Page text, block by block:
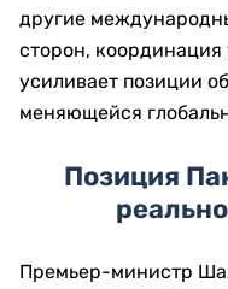
другие
сторон,
усиливает позиции
меняющейся
Позиция
Премьер-министр